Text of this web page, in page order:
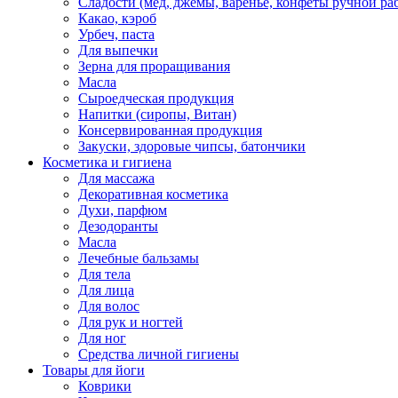
Какао, кэроб
Урбеч, паста
Для выпечки
Зерна для проращивания
Масла
Сыроедческая продукция
Напитки (сиропы, Витан)
Консервированная продукция
Закуски, здоровые чипсы, батончики
Косметика и гигиена
Для массажа
Декоративная косметика
Духи, парфюм
Дезодоранты
Масла
Лечебные бальзамы
Для тела
Для лица
Для волос
Для рук и ногтей
Для ног
Средства личной гигиены
Товары для йоги
Коврики